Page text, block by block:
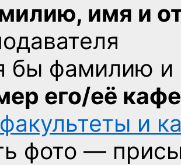
имя и
бы фамилию
его/её
факультеты и
фото —